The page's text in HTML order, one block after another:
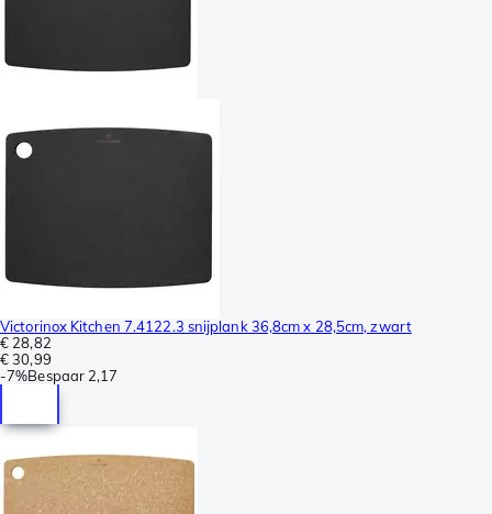
Victorinox Kitchen 7.4122.3 snijplank 36,8cm x 28,5cm, zwart
€ 28,82
€ 30,99
-7%Bespaar 2,17